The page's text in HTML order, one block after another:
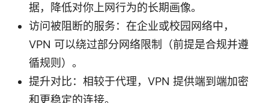
据，降低对你上网行为的长期画像。
访问被阻断的服务：在企业或校园网络中，
VPN 可以绕过部分网络限制（前提是合规并遵
循规则）。
提升对比：相较于代理，VPN 提供端到端加密
和更稳定的连接。